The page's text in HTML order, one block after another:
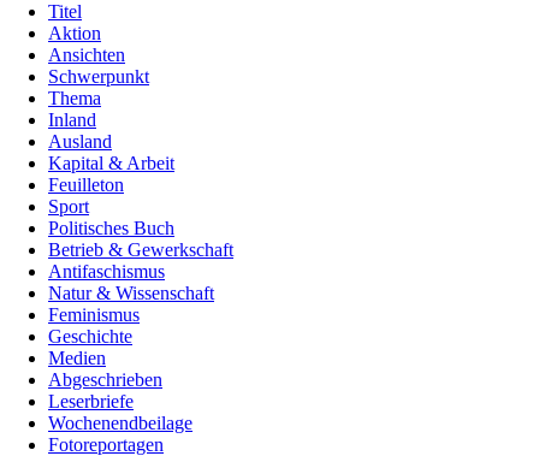
Titel
Aktion
Ansichten
Schwerpunkt
Thema
Inland
Ausland
Kapital & Arbeit
Feuilleton
Sport
Politisches Buch
Betrieb & Gewerkschaft
Antifaschismus
Natur & Wissenschaft
Feminismus
Geschichte
Medien
Abgeschrieben
Leserbriefe
Wochenendbeilage
Fotoreportagen